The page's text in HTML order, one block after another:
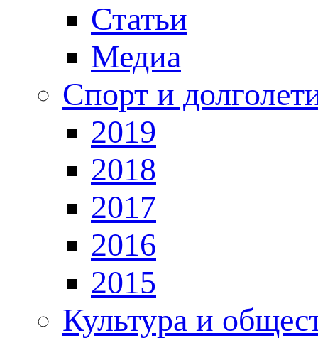
Статьи
Медиа
Спорт и
2019
2018
2017
2016
2015
Культура и